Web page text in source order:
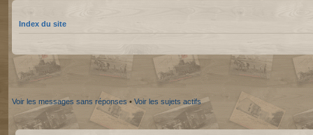
Index du site
Voir les messages sans réponses • Voir les sujets actifs